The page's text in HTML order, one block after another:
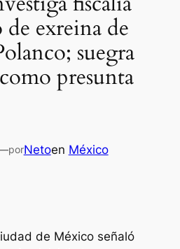
exreina de
suegra
presunta
porNetoen México
de México señaló